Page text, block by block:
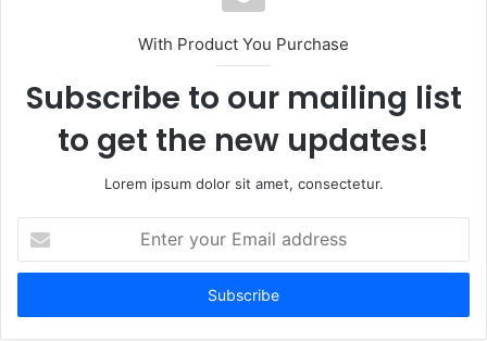
With Product You Purchase
Subscribe to our mailing list
to get the new updates!
Lorem ipsum dolor sit amet, consectetur.
your
Email